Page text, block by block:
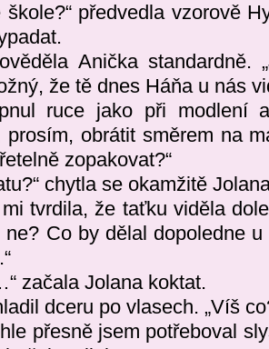
škole?“ předvedla vzorově
Anička standardně.
že tě dnes Háňa u nás
ruce jako při modlení
prosím, obrátit směrem na
zopakovat?“
chytla se okamžitě
mi tvrdila, že taťku viděla
ne? Co by dělal dopoledne
začala Jolana koktat.
dceru po vlasech. „Víš
přesně jsem potřeboval